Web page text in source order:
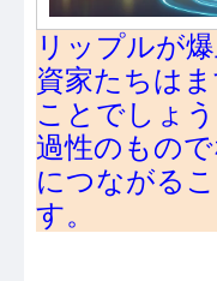
リップルが
資家たちは
ことでしょ
過性のもの
につながる
す。